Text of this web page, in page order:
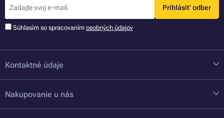
Prihlásiť odber
Súhlasím so spracovaním osobných údajov
Kontaktné údaje
Nakupovanie u nás